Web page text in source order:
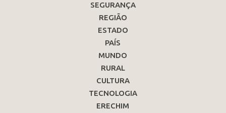
SEGURANÇA
REGIÃO
ESTADO
PAÍS
MUNDO
RURAL
CULTURA
TECNOLOGIA
ERECHIM